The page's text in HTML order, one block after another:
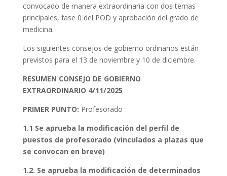
convocado de manera extraordinaria con dos temas
principales, fase 0 del POD y aprobación del grado de
medicina.
Los siguientes consejos de gobierno ordinarios están
previstos para el 13 de noviembre y 10 de diciembre.
RESUMEN CONSEJO DE GOBIERNO
EXTRAORDINARIO 4/11/2025
PRIMER PUNTO: Profesorado
1.1 Se aprueba la modificación del perfil de
puestos de profesorado (vinculados a plazas que
se convocan en breve)
1.2. Se aprueba la modificación de determinados